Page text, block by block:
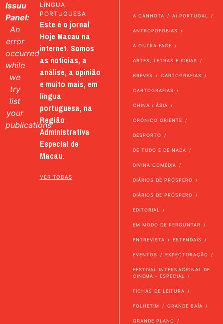
Issuu
Panel:
An
error
occurred
while
we
try
list
your
publications
LÍNGUA
PORTUGUESA
Este é o jornal
Hoje Macau na
internet. Somos
as notícias, a
análise, a opinião
e muito mais, em
língua
portuguesa, na
Região
Administrativa
Especial de
Macau.
VER TODAS
A CANHOTA AI PORTUGAL
ANTROPOFOBIAS
A OUTRA FACE
ARTES, LETRAS E IDEIAS
BREVES CARTOGRAFIAS
CARTOGRAFIAS
CHINA / ÁSIA
CRÓNICO ORIENTE
DESPORTO
DE TUDO E DE NADA
DIVINA COMÉDIA
DIÁRIOS DE PRÓSPERO
DIÁRIOS DE PRÓSPERO
EDITORIAL
EM MODO DE PERGUNTAR
ENTREVISTA ESTENDAIS
EVENTOS EXPECTORAÇÃO
FESTIVAL INTERNACIONAL DE
CINEMA - ESPECIAL
FICHAS DE LEITURA
FOLHETIM GRANDE BAÍA
GRANDE PLANO